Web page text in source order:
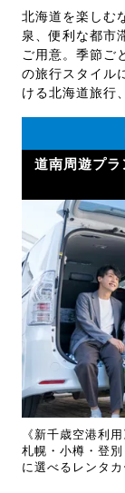
北海道を楽しむ
泉、便利な都市
ご用意。季節ご
の旅行スタイル
ける北海道旅行
道南周遊プ
《新千歳空港利
札幌・小樽・登
に選べるレンタカ